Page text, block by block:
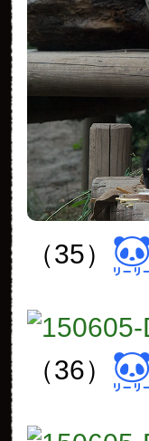
（35）
（36）